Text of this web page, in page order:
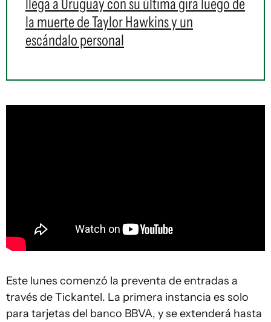
llega a Uruguay con su última gira luego de
la muerte de Taylor Hawkins y un
escándalo personal
Este lunes comenzó la preventa de entradas a
través de Tickantel. La primera instancia es solo
para tarjetas del banco BBVA, y se extenderá hasta